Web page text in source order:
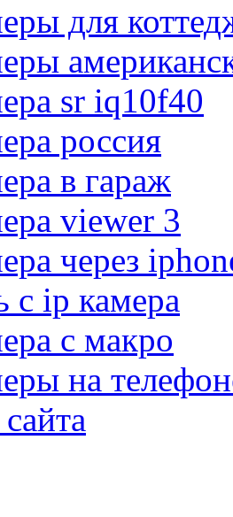
для
sr iq10f40
россия
в гараж
viewer 3
через
с ip камера
с макро
на